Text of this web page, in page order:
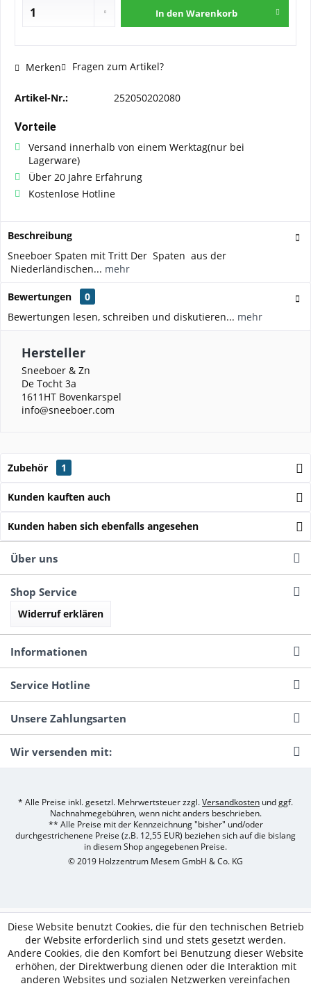
In den Warenkorb
Merken Fragen zum Artikel?
Artikel-Nr.: 252050202080
Vorteile
Versand innerhalb von einem Werktag(nur bei
Lagerware)
Über 20 Jahre Erfahrung
Kostenlose Hotline
Beschreibung
Sneeboer Spaten mit Tritt Der Spaten aus der
Niederländischen... mehr
Bewertungen
0
Bewertungen lesen, schreiben und diskutieren... mehr
Hersteller
Sneeboer & Zn
De Tocht 3a
1611HT Bovenkarspel
info@sneeboer.com
Zubehör 1
Kunden kauften auch
Kunden haben sich ebenfalls angesehen
Über uns
Shop Service
Widerruf erklären
Informationen
Service Hotline
Unsere Zahlungsarten
Wir versenden mit:
* Alle Preise inkl. gesetzl. Mehrwertsteuer zzgl.Versandkosten und ggf.
Nachnahmegebühren, wenn nicht anders beschrieben.
** Alle Preise mit der Kennzeichnung "bisher" und/oder
durchgestrichenene Preise (z.B. 12,55 EUR) beziehen sich auf die bislang
in diesem Shop angegebenen Preise.
© 2019 Holzzentrum Mesem GmbH & Co. KG
Diese Website benutzt Cookies, die für den technischen Betrieb
der Website erforderlich sind und stets gesetzt werden.
Andere Cookies, die den Komfort bei Benutzung dieser Website
erhöhen, der Direktwerbung dienen oder die Interaktion mit
anderen Websites und sozialen Netzwerken vereinfachen